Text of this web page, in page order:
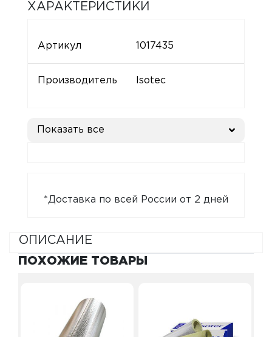
ХАРАКТЕРИСТИКИ
Артикул 1017435
Производитель Isotec
Показать все
*Доставка по всей России от 2 дней
ОПИСАНИЕ
ПОХОЖИЕ ТОВАРЫ